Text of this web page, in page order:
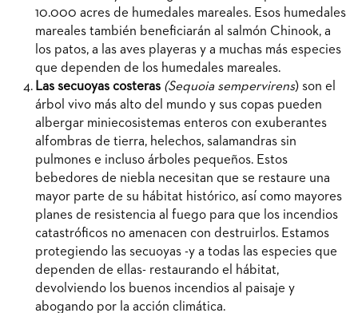
10.000 acres de humedales mareales. Esos humedales
mareales también beneficiarán al salmón Chinook, a
los patos, a las aves playeras y a muchas más especies
que dependen de los humedales mareales.
Las secuoyas costeras (Sequoia sempervirens) son el
árbol vivo más alto del mundo y sus copas pueden
albergar miniecosistemas enteros con exuberantes
alfombras de tierra, helechos, salamandras sin
pulmones e incluso árboles pequeños. Estos
bebedores de niebla necesitan que se restaure una
mayor parte de su hábitat histórico, así como mayores
planes de resistencia al fuego para que los incendios
catastróficos no amenacen con destruirlos. Estamos
protegiendo las secuoyas -y a todas las especies que
dependen de ellas- restaurando el hábitat,
devolviendo los buenos incendios al paisaje y
abogando por la acción climática.